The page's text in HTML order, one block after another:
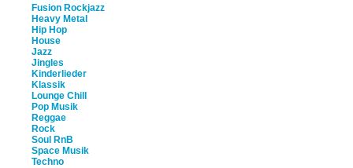
Fusion Rockjazz
Heavy Metal
Hip Hop
House
Jazz
Jingles
Kinderlieder
Klassik
Lounge Chill
Pop Musik
Reggae
Rock
Soul RnB
Space Musik
Techno